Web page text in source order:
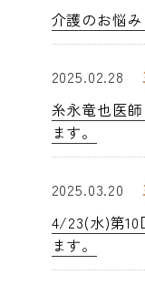
介護のお悩
2025.02.28
糸永竜也医
ます。
2025.03.20
4/23(水)第10
ます。